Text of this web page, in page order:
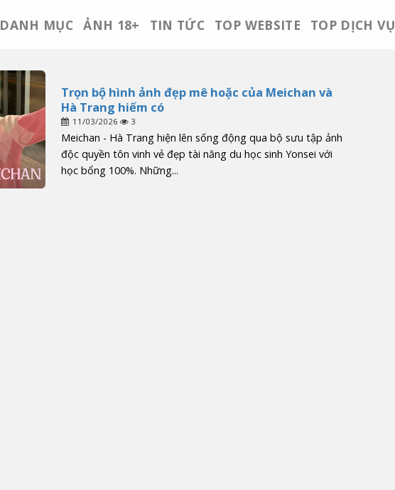
DANH MỤC ẢNH 18+ TIN TỨC TOP WEBSITE TOP DỊCH VỤ
Trọn bộ hình ảnh đẹp mê hoặc của Meichan và
Hà Trang hiếm có
11/03/2026 3
Meichan - Hà Trang hiện lên sống động qua bộ sưu tập ảnh
độc quyền tôn vinh vẻ đẹp tài năng du học sinh Yonsei với
học bổng 100%. Những...